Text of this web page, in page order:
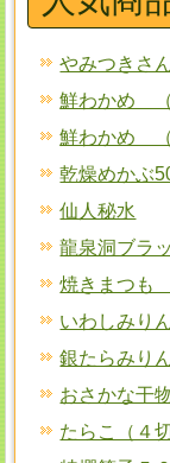
やみつきさ
鮮わかめ （
鮮わかめ （
乾燥めかぶ
仙人秘水
龍泉洞ブラ
焼きまつも
いわしみり
銀たらみり
おさかな干
たらこ（４